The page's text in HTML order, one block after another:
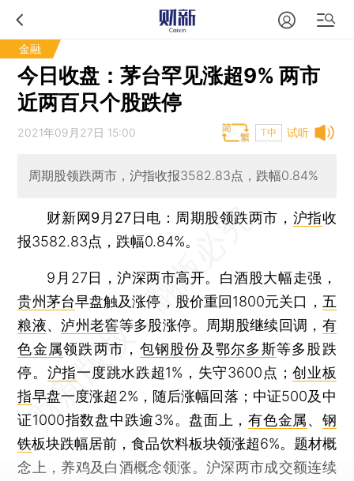
金融
今日收盘：茅台罕见涨超9% 两市
近两百只个股跌停
试听
2021年09月27日 15:00 T中
周期股领跌两市，沪指收报3582.83点，跌幅0.84%
财新网9月27日电 ：周期股领跌两市， 沪指收
报3582.83点，跌幅0.84%。
9月27日，沪深两市高开。白酒股大幅走强，
贵州茅台早盘触及涨停，股价重回1800元关口， 五
粮液、泸州老窖等多股涨停。周期股继续回调， 有
色金属领跌两市， 包钢股份及鄂尔多斯等多股跌
停。 沪指一度跳水跌超1%，失守3600点； 创业板
指早盘一度涨超2%，随后涨幅回落；中证500及中
证1000指数盘中跌逾3%。盘面上，有色金属、 钢
铁板块跌幅居前，食品饮料板块领涨超6%。题材概
念上，养鸡及白酒概念领涨。沪深两市成交额连续